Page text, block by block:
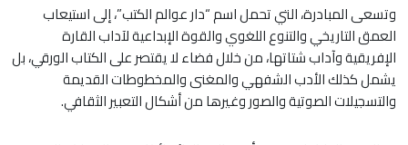
وتسعى المبادرة، التي تحمل اسم “دار عوالم الكتب”، إلى استيعاب
العمق التاريخي والتنوع اللغوي والقوة الإبداعية لآداب القارة
الإفريقية وآداب شتاتها، من خلال فضاء لا يقتصر على الكتاب الورقي، بل
يشمل كذلك الأدب الشفهي والمغنى والمخطوطات القديمة
والتسجيلات الصوتية والصور وغيرها من أشكال التعبير الثقافي.